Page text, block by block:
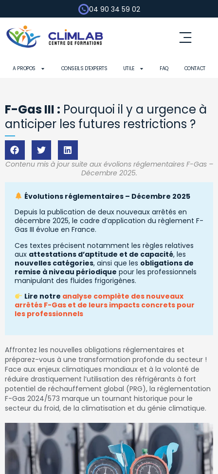
04 90 34 59 02
A PROPOS CONSEILS D’EXPERTS UTILE FAQ CONTACT
F-Gas III : Pourquoi il y a urgence à
anticiper les futures restrictions ?
Contenu mis à jour suite aux évolions réglementaires F-Gas –
Décembre 2025.
Évolutions réglementaires – Décembre 2025
Depuis la publication de deux nouveaux arrêtés en
décembre 2025, le cadre d’application du règlement F-
Gas III évolue en France.
Ces textes précisent notamment les règles relatives
aux attestations d’aptitude et de capacité, les
nouvelles catégories, ainsi que les obligations de
remise à niveau périodique pour les professionnels
manipulant des fluides frigorigènes.
Lire notre analyse complète des nouveaux
arrêtés F-Gas et de leurs impacts concrets pour
les professionnels
Affrontez les nouvelles obligations réglementaires et
préparez-vous à une transformation profonde du secteur !
Face aux enjeux climatiques mondiaux et à la volonté de
réduire drastiquement l’utilisation des réfrigérants à fort
potentiel de réchauffement global (PRG), la réglementation
F-Gas 2024/573 marque un tournant historique pour le
secteur du froid, de la climatisation et du génie climatique.